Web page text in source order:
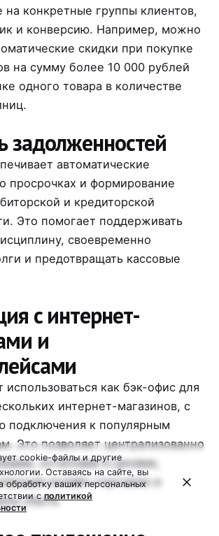
на конкретные группы клиентов,
и конверсию. Например, можно
скидки при покупке
на сумму более 10 000 рублей
одного товара в количестве
задолженностей
автоматические
просрочках и формирование
и кредиторской
Это помогает поддерживать
своевременно
и предотвращать кассовые
с интернет-
и
как бэк-офис для
интернет-магазинов, с
подключения к популярным
Это позволяет централизованно
остатками и ценами,
онлайн-торговлю и
сбыта.
cookie-файлы и другие
Оставаясь на сайте, вы
обработку ваших персональных
сполитикой